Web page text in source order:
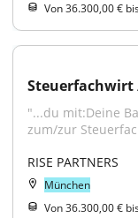
Von 36.300,00 €
Steuerfachwirt
"...du mit:Deine
zum/zur
RISE PARTNERS
München
Von 36.300,00 €